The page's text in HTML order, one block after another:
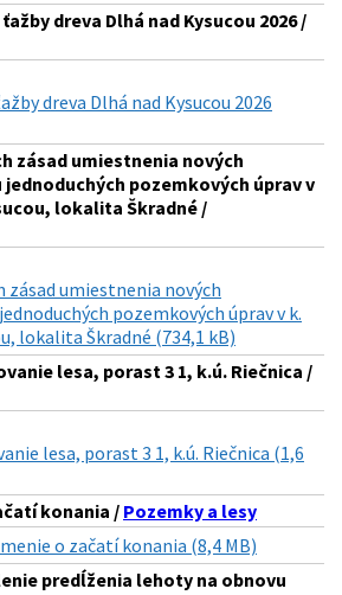
dreva Dlhá nad Kysucou 2026 /
dreva Dlhá nad Kysucou 2026
zásad umiestnenia nových
pozemkových úprav v
lokalita Škradné /
zásad umiestnenia nových
pozemkových úprav v k.
lokalita Škradné (734,1 kB)
lesa, porast 3 1, k.ú. Riečnica /
lesa, porast 3 1, k.ú. Riečnica (1,6
konania / Pozemky a lesy
o začatí konania (8,4 MB)
predĺženia lehoty na obnovu